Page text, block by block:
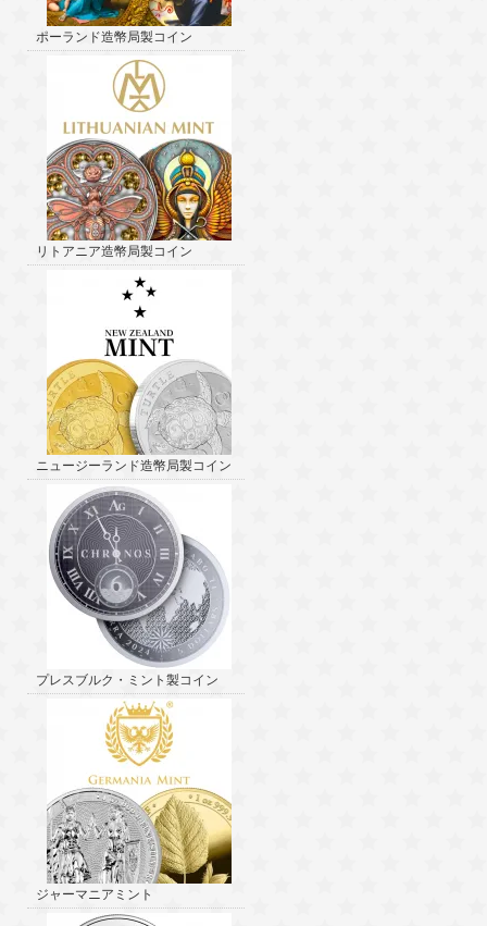
ポーランド造幣局製コイン
リトアニア造幣局製コイン
ニュージーランド造幣局製コイン
プレスブルク・ミント製コイン
ジャーマニアミント